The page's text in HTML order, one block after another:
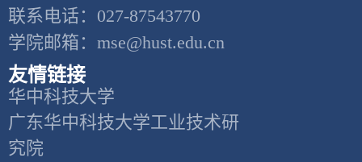
联系电话：027-87543770
学院邮箱：mse@hust.edu.cn
友情链接
华中科技大学
广东华中科技大学工业技术研
究院